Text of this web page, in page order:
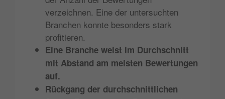
verzeichnen. Eine der untersuchten
Branchen konnte besonders stark
profitieren.
Eine Branche weist im Durchschnitt
mit Abstand am meisten Bewertungen
auf.
Rückgang der durchschnittlichen